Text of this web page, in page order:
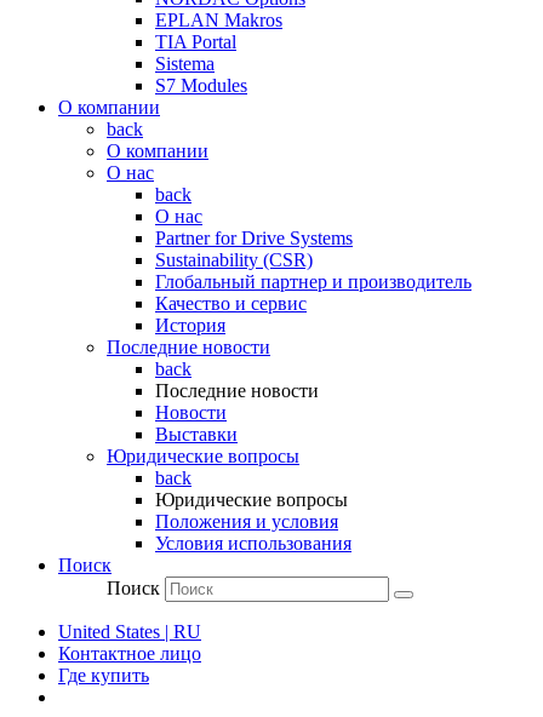
EPLAN Makros
TIA Portal
Sistema
S7 Modules
О компании
back
О компании
О нас
back
О нас
Partner for Drive Systems
Sustainability (CSR)
Глобальный партнер и производитель
Качество и сервис
История
Последние новости
back
Последние новости
Новости
Выставки
Юридические вопросы
back
Юридические вопросы
Положения и условия
Условия использования
Поиск
Поиск
United States | RU
Контактное лицо
Где купить